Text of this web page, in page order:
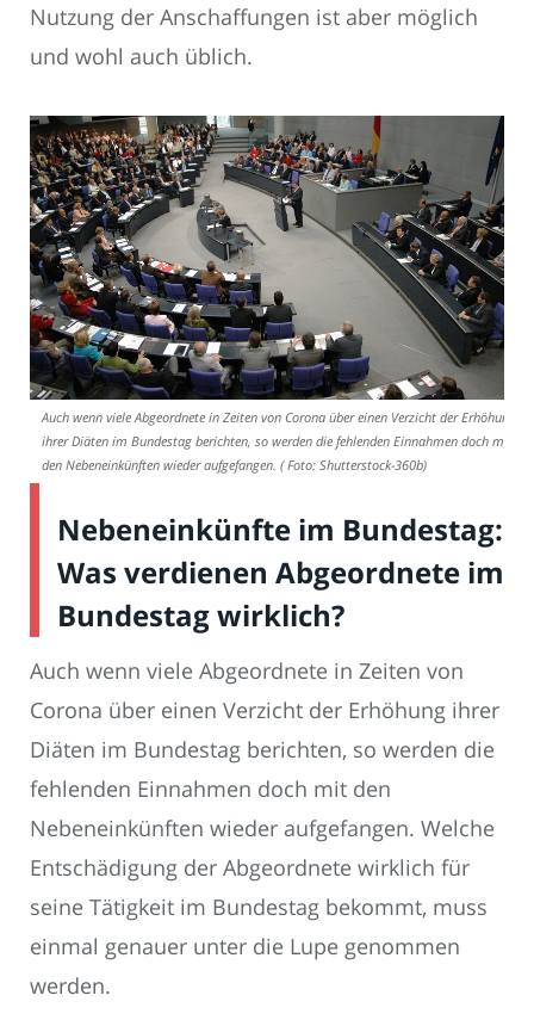
Nutzung der Anschaffungen ist aber möglich
und wohl auch üblich.
Auch wenn viele Abgeordnete in Zeiten von Corona über einen Verzicht der Erhöhung
ihrer Diäten im Bundestag berichten, so werden die fehlenden Einnahmen doch mit
den Nebeneinkünften wieder aufgefangen. ( Foto: Shutterstock-360b)
Nebeneinkünfte im Bundestag:
Was verdienen Abgeordnete im
Bundestag wirklich?
Auch wenn viele Abgeordnete in Zeiten von
Corona über einen Verzicht der Erhöhung ihrer
Diäten im Bundestag berichten, so werden die
fehlenden Einnahmen doch mit den
Nebeneinkünften wieder aufgefangen. Welche
Entschädigung der Abgeordnete wirklich für
seine Tätigkeit im Bundestag bekommt, muss
einmal genauer unter die Lupe genommen
werden.